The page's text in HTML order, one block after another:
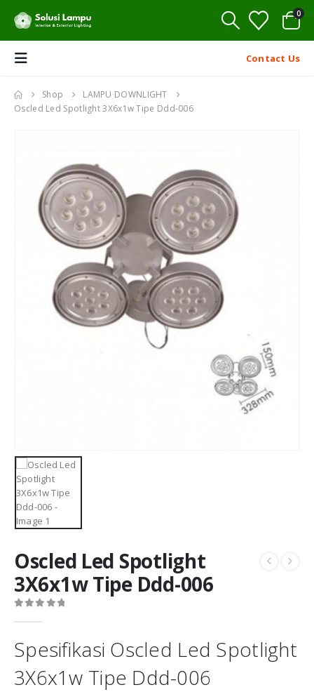
0
Contact Us
Shop
LAMPU DOWNLIGHT
Oscled Led Spotlight 3X6x1w Tipe Ddd-006
Oscled Led Spotlight
3X6x1w Tipe Ddd-006
Spesifikasi Oscled Led Spotlight
3X6x1w Tipe Ddd-006